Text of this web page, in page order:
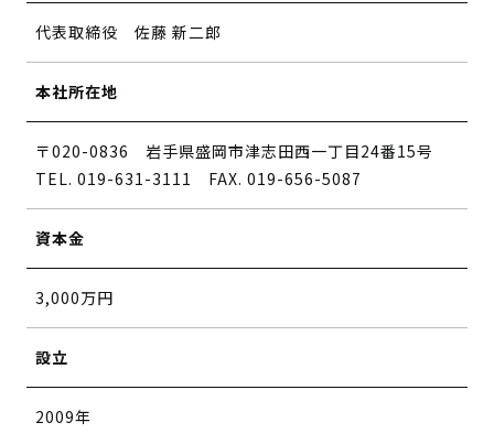
代表取締役 佐藤 新二郎
本社所在地
〒020-0836 岩手県盛岡市津志田西一丁目24番15号
TEL. 019-631-3111 FAX. 019-656-5087
資本金
3,000万円
設立
2009年